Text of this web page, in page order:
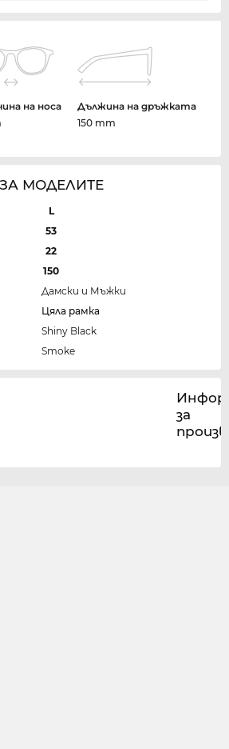
на носа
Дължина на дръжката
150 mm
МОДЕЛИТЕ
L
53
22
150
Дамски и Мъжки
Цяла рамка
Shiny Black
Smoke
за